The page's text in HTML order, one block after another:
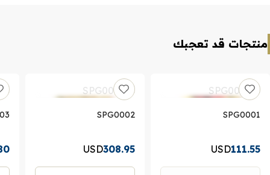
منتجات قد تعجبك
SPG0001
111.55
USD
SPG0002
308.95
USD